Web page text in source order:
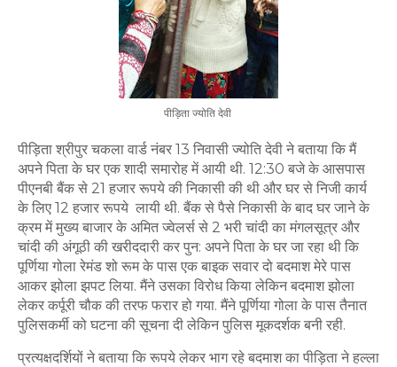
पीड़िता ज्योति देवी
पीड़िता श्रीपुर चकला वार्ड नंबर 13 निवासी ज्योति देवी ने बताया कि मैं
अपने पिता के घर एक शादी समारोह में आयी थी. 12:30 बजे के आसपास
पीएनबी बैंक से 21 हजार रूपये की निकासी की थी और घर से निजी कार्य
के लिए 12 हजार रूपये लायी थी. बैंक से पैसे निकासी के बाद घर जाने के
क्रम में मुख्य बाजार के अमित ज्वेलर्स से 2 भरी चांदी का मंगलसूत्र और
चांदी की अंगूठी की खरीददारी कर पुन: अपने पिता के घर जा रहा थी कि
पूर्णिया गोला रेमंड शो रूम के पास एक बाइक सवार दो बदमाश मेरे पास
आकर झोला झपट लिया. मैंने उसका विरोध किया लेकिन बदमाश झोला
लेकर कर्पूरी चौक की तरफ फरार हो गया. मैंने पूर्णिया गोला के पास तैनात
पुलिसकर्मी को घटना की सूचना दी लेकिन पुलिस मूकदर्शक बनी रही.
प्रत्यक्षदर्शियों ने बताया कि रूपये लेकर भाग रहे बदमाश का पीड़िता ने हल्ला